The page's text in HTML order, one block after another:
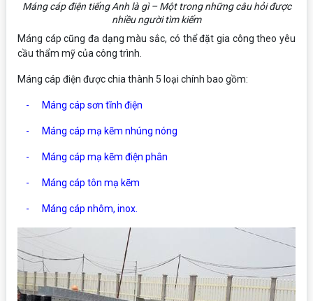
Máng cáp điện tiếng Anh là gì – Một trong những câu hỏi được
nhiều người tìm kiếm
Máng cáp cũng đa dạng màu sắc, có thể đặt gia công theo yêu
cầu thẩm mỹ của công trình.
Máng cáp điện được chia thành 5 loại chính bao gồm:
- Máng cáp sơn tĩnh điện
- Máng cáp mạ kẽm nhúng nóng
- Máng cáp mạ kẽm điện phân
- Máng cáp tôn mạ kẽm
- Máng cáp nhôm, inox.